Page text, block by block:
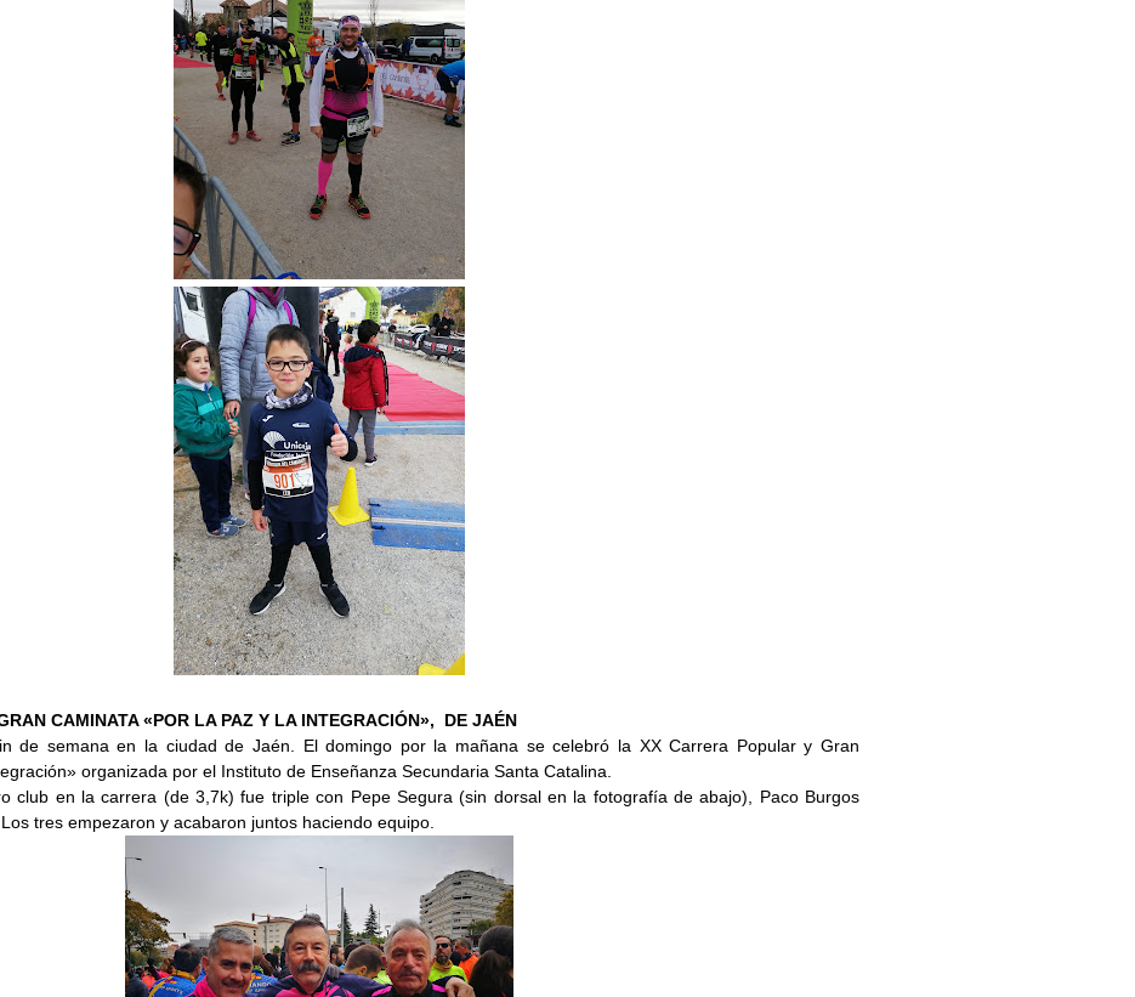
CAMINATA «POR LA PAZ Y LA INTEGRACIÓN», DE JAÉN
de semana en la ciudad de Jaén. El domingo por la mañana se celebró la XX Carrera Popular y Gran
organizada por el Instituto de Enseñanza Secundaria Santa Catalina.
club en la carrera (de 3,7k) fue triple con Pepe Segura (sin dorsal en la fotografía de abajo), Paco Burgos
tres empezaron y acabaron juntos haciendo equipo.